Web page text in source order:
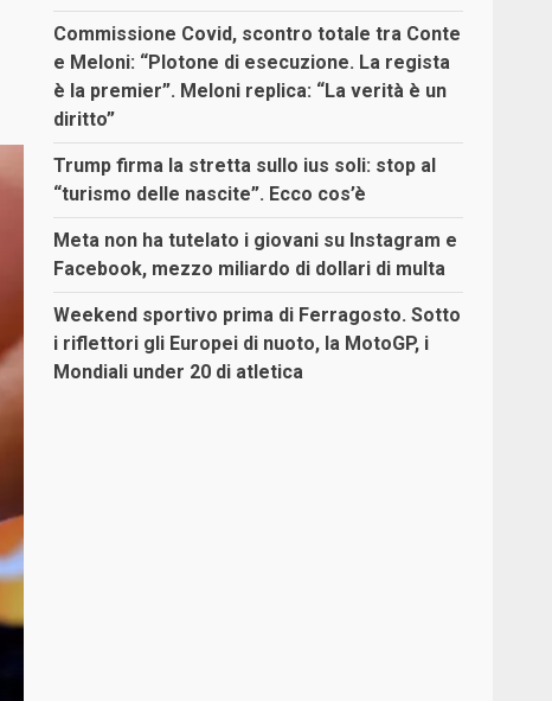
Commissione Covid, scontro totale tra Conte
e Meloni: “Plotone di esecuzione. La regista
è la premier”. Meloni replica: “La verità è un
diritto”
Trump firma la stretta sullo ius soli: stop al
“turismo delle nascite”. Ecco cos’è
Meta non ha tutelato i giovani su Instagram e
Facebook, mezzo miliardo di dollari di multa
Weekend sportivo prima di Ferragosto. Sotto
i riflettori gli Europei di nuoto, la MotoGP, i
Mondiali under 20 di atletica